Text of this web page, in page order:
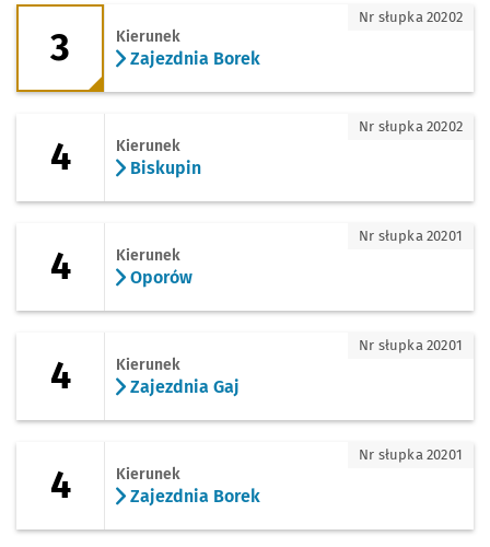
3 - kierunek Zajezdnia Borek
3 Kierunek
Zajezdnia Borek
Nr słupka 20202
4 Kierunek
Biskupin
Nr słupka 20202
4 Kierunek
Oporów
Nr słupka 20201
4 Kierunek
Zajezdnia Gaj
Nr słupka 20201
4 Kierunek
Zajezdnia Borek
Nr słupka 20201